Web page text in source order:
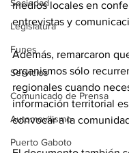
Sociedad
Legislatura
Funes
Servicios
Comunicado de Prensa
Automovilismo
Puerto Gaboto
medios locales en
entrevistas y
Además, remarcaron
organismos sólo
regionales cuando
información territorial
convocar a la